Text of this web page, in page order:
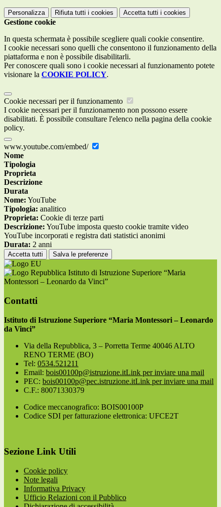
Personalizza Rifiuta tutti i cookies Accetta tutti i cookies
Gestione cookie
In questa schermata è possibile scegliere quali cookie consentire.
I cookie necessari sono quelli che consentono il funzionamento della
piattaforma e non è possibile disabilitarli.
Per conoscere quali sono i cookie necessari al funzionamento potete
visionare la COOKIE POLICY.
Cookie necessari per il funzionamento
I cookie necessari per il funzionamento non possono essere
disabilitati. È possibile consultare l'elenco nella pagina della cookie
policy.
www.youtube.com/embed/
Nome
Tipologia
Proprieta
Descrizione
Durata
Nome: YouTube
Tipologia: analitico
Proprieta: Cookie di terze parti
Descrizione: YouTube imposta questo cookie tramite video
YouTube incorporati e registra dati statistici anonimi
Durata: 2 anni
Accetta tutti Salva le preferenze
Istituto di Istruzione Superiore “Maria
Montessori – Leonardo da Vinci”
Contatti
Istituto di Istruzione Superiore “Maria Montessori – Leonardo
da Vinci”
Via della Repubblica, 3 – Porretta Terme 40046 ALTO
RENO TERME (BO)
Tel: 0534.521211
Email: bois00100p@istruzione.itLink per inviare una mail
PEC: bois00100p@pec.istruzione.itLink per inviare una mail
C.F.: 80071330379
Codice meccanografico: BOIS00100P
Codice SDI per fatturazione elettronica: UFCE2T
Sezione Link Utili
Cookie policy
Note legali
Informativa Privacy
Ufficio Relazioni con il Pubblico